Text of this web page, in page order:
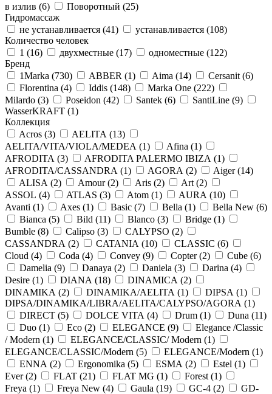
в излив (6) Поворотный (25)
Гидромассаж
не устанавливается (41) устанавливается (108)
Количество человек
1 (16) двухместные (17) одноместные (122)
Бренд
1Marka (730) ABBER (1) Aima (14) Cersanit (6)
Florentina (4) Iddis (148) Marka One (222)
Milardo (3) Poseidon (42) Santek (6) SantiLine (9)
WasserKRAFT (1)
Коллекция
Acros (3) AELITA (13)
AELITA/VITA/VIOLA/MEDEA (1) Afina (1)
AFRODITA (3) AFRODITA PALERMO IBIZA (1)
AFRODITA/CASSANDRA (1) AGORA (2) Aiger (14)
ALISA (2) Amour (2) Aris (2) Art (2)
ASSOL (4) ATLAS (3) Atom (1) AURA (10)
Avanti (1) Axes (1) Basic (7) Bella (1) Bella New (6)
Bianca (5) Bild (11) Blanco (3) Bridge (1)
Bumble (8) Calipso (3) CALYPSO (2)
CASSANDRA (2) CATANIA (10) CLASSIC (6)
Cloud (4) Coda (4) Convey (9) Copter (2) Cube (6)
Damelia (9) Danaya (2) Daniela (3) Darina (4)
Desire (1) DIANA (18) DINAMICA (2)
DINAMIKA (2) DINAMIKA/AELITA (1) DIPSA (1)
DIPSA/DINAMIKA/LIBRA/AELITA/CALYPSO/AGORA (1)
DIRECT (5) DOLCE VITA (4) Drum (1) Duna (11)
Duo (1) Eco (2) ELEGANCE (9)
Elegance /Classic
/ Modern (1) ELEGANCE/CLASSIC/ Modern (1)
ELEGANCE/CLASSIC/Modern (5) ELEGANCE/Modern (1)
ENNA (2) Ergonomika (5) ESMA (2) Estel (1)
Ever (2) FLAT (21) FLAT MG (1) Forest (1)
Freya (1) Freya New (4) Gaula (19) GC-4 (2)
GD-